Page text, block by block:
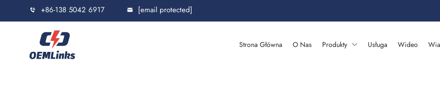
+86-138 5042 6917 [email protected]
Strona Główna O Nas Produkty Usługa Wideo